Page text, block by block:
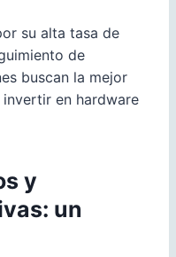
su alta tasa de
de
buscan la mejor
en hardware
y
un